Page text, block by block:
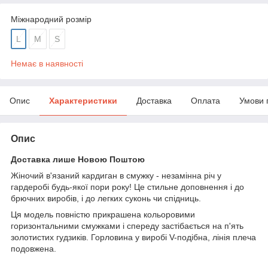
Міжнародний розмір
L M S
Немає в наявності
Опис Характеристики Доставка Оплата Умови
Опис
Доставка лише Новою Поштою
Жіночий в'язаний кардиган в смужку - незамінна річ у
гардеробі будь-якої пори року! Це стильне доповнення і до
брючних виробів, і до легких суконь чи спідниць.
Ця модель повністю прикрашена кольоровими
горизонтальними смужками і спереду застібається на п'ять
золотистих гудзиків. Горловина у виробі V-подібна, лінія плеча
подовжена.